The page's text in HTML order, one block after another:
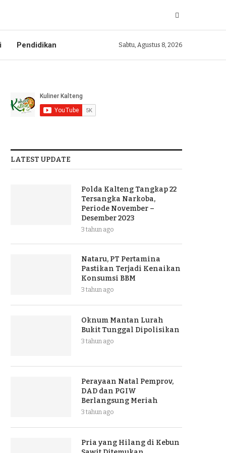
Pendidikan Sabtu, Agustus 8, 2026
LATEST UPDATE
Polda Kalteng Tangkap 22
Tersangka Narkoba,
Periode November –
Desember 2023
3 tahun ago
Nataru, PT Pertamina
Pastikan Terjadi Kenaikan
Konsumsi BBM
3 tahun ago
Oknum Mantan Lurah
Bukit Tunggal Dipolisikan
3 tahun ago
Perayaan Natal Pemprov,
DAD dan PGIW
Berlangsung Meriah
3 tahun ago
Pria yang Hilang di Kebun